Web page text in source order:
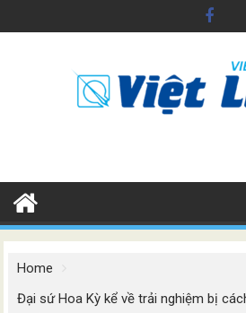
to
Home
Đại sứ Hoa Kỳ kể về trải nghiệm bị